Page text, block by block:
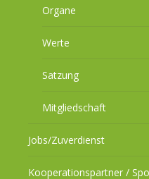
Organe
Werte
Satzung
Mitgliedschaft
Jobs/Zuverdienst
Kooperationspartner /